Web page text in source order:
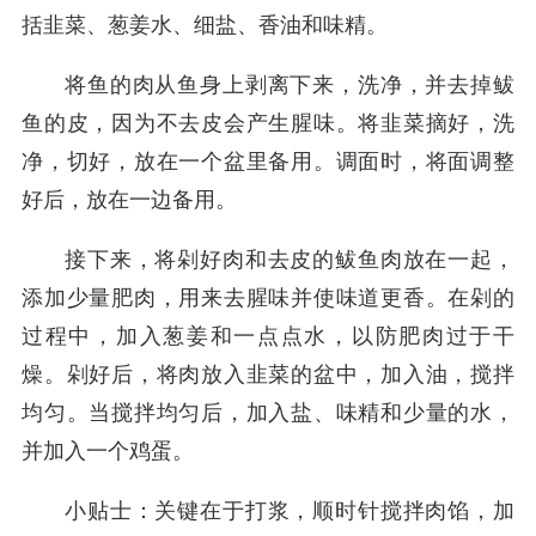
括韭菜、葱姜水、细盐、香油和味精。
将鱼的肉从鱼身上剥离下来，洗净，并去掉鲅
鱼的皮，因为不去皮会产生腥味。将韭菜摘好，洗
净，切好，放在一个盆里备用。调面时，将面调整
好后，放在一边备用。
接下来，将剁好肉和去皮的鲅鱼肉放在一起，
添加少量肥肉，用来去腥味并使味道更香。在剁的
过程中，加入葱姜和一点点水，以防肥肉过于干
燥。剁好后，将肉放入韭菜的盆中，加入油，搅拌
均匀。当搅拌均匀后，加入盐、味精和少量的水，
并加入一个鸡蛋。
小贴士：关键在于打浆，顺时针搅拌肉馅，加